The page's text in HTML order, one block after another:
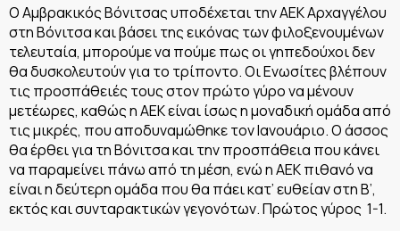
Ο Αμβρακικός Βόνιτσας υποδέχεται την ΑΕΚ Αρχαγγέλου
στη Βόνιτσα και βάσει της εικόνας των φιλοξενουμένων
τελευταία, μπορούμε να πούμε πως οι γηπεδούχοι δεν
θα δυσκολευτούν για το τρίποντο. Οι Ενωσίτες βλέπουν
τις προσπάθειές τους στον πρώτο γύρο να μένουν
μετέωρες, καθώς η ΑΕΚ είναι ίσως η μοναδική ομάδα από
τις μικρές, που αποδυναμώθηκε τον Ιανουάριο. Ο άσσος
θα έρθει για τη Βόνιτσα και την προσπάθεια που κάνει
να παραμείνει πάνω από τη μέση, ενώ η ΑΕΚ πιθανό να
είναι η δεύτερη ομάδα που θα πάει κατ’ ευθείαν στη Β’,
εκτός και συνταρακτικών γεγονότων. Πρώτος γύρος 1-1.